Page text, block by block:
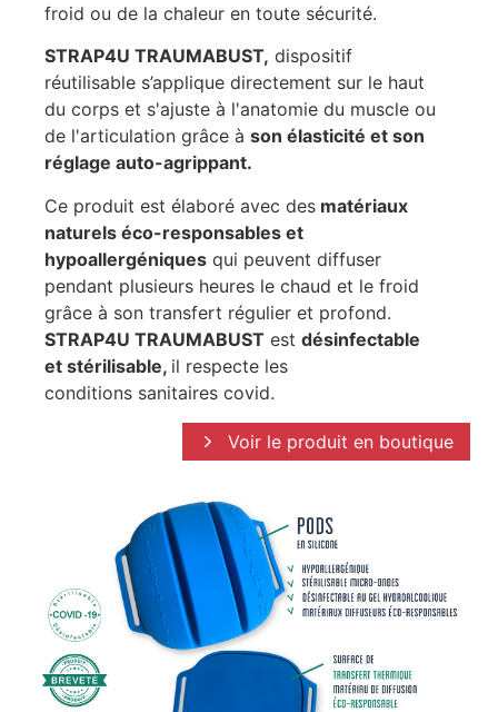
froid ou de la chaleur en toute sécurité.
STRAP4U TRAUMABUST, dispositif
réutilisable s’applique directement sur le haut
du corps et s'ajuste à l'anatomie du muscle ou
de l'articulation grâce à son élasticité et son
réglage auto-agrippant.
Ce produit est élaboré avec des matériaux
naturels éco-responsables et
hypoallergéniques qui peuvent diffuser
pendant plusieurs heures le chaud et le froid
grâce à son transfert régulier et profond.
STRAP4U TRAUMABUST est désinfectable
et stérilisable, il respecte les
conditions sanitaires covid.
Voir le produit en boutique